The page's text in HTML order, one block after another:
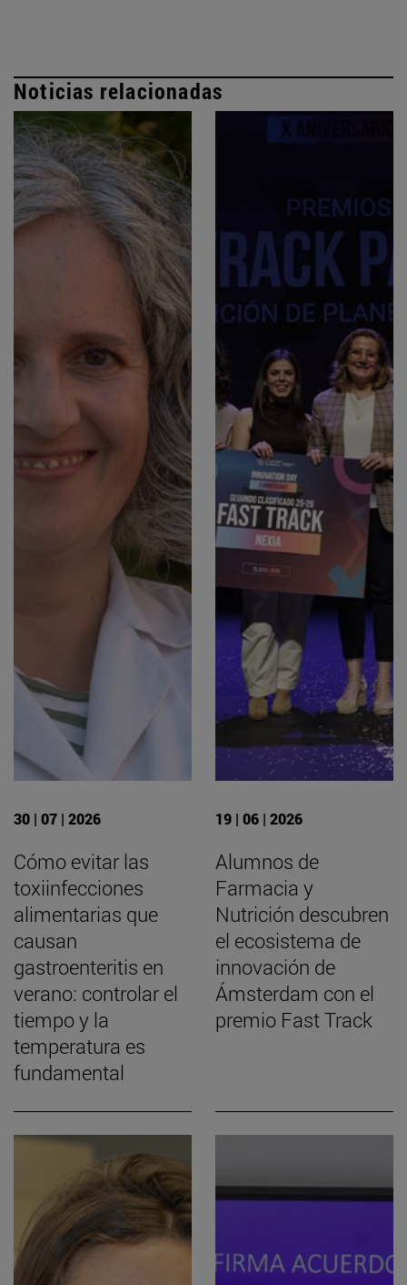
Noticias relacionadas
30 | 07 | 2026
Cómo evitar las
toxiinfecciones
alimentarias que
causan
gastroenteritis en
verano: controlar el
tiempo y la
temperatura es
fundamental
19 | 06 | 2026
Alumnos de
Farmacia y
Nutrición descubren
el ecosistema de
innovación de
Ámsterdam con el
premio Fast Track